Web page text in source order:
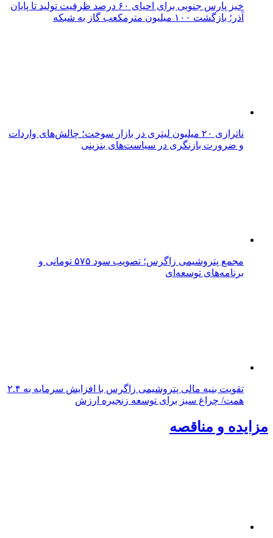
خیز پارس جنوبی برای احیای ۶۰ درصد ظرفیت تولید تا پایان
آذر؛ بازگشت ۱۰۰ میلیون مترمکعب گاز به شبکه
ناترازی ۲۰ میلیون لیتری در بازار سوخت؛ چالش‌های واردات
و ضرورت بازنگری در سیاست‌های بنزینی
مجمع پتروشیمی زاگرس؛ تصویب سود ۵۷۵ تومانی و
برنامه‌های توسعه‌ای
تقویت بنیه مالی پتروشیمی زاگرس با افزایش سرمایه به ۲.۴
همت/ چراغ سبز برای توسعه زنجیره ارزش
مزایده و مناقصه